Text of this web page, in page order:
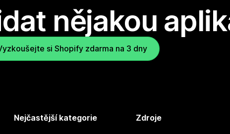
nějakou
si Shopify zdarma na 3 dny
Nejčastější kategorie Zdroje